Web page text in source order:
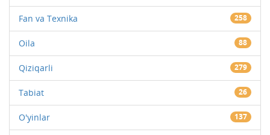
Fan va Texnika 258
Oila 88
Qiziqarli 279
Tabiat 26
O'yinlar 137